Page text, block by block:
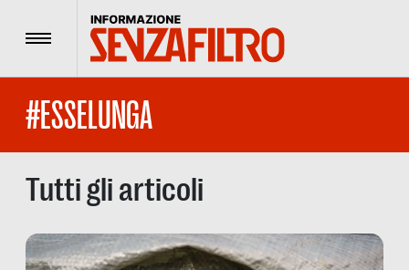
Menu
#ESSELUNGA
Tutti gli articoli